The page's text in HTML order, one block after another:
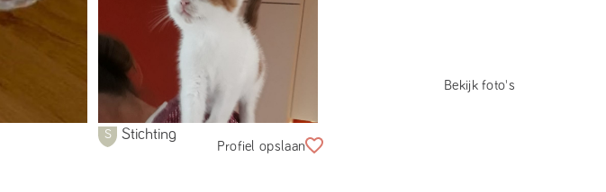
Bekijk foto's
Stichting
Profiel opslaan